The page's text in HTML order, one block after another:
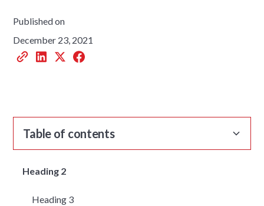
Published on
December 23, 2021
Table of contents
Heading 2
Heading 3